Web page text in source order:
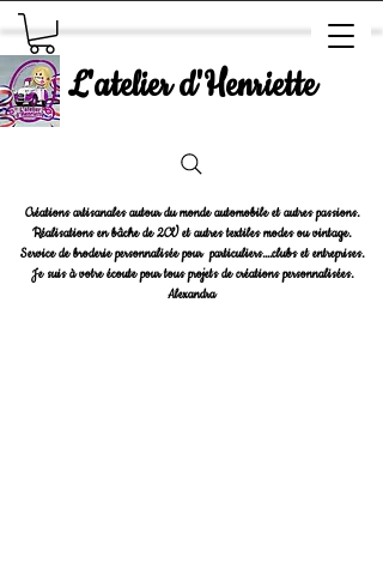
L'atelier d'Henriette
Créations artisanales autour du monde automobile et autres passions.
Réalisations en bâche de 2CV et autres textiles modes ou vintage.
Service de broderie personnalisée pour particuliers....clubs et entreprises.
Je suis à votre écoute pour tous projets de créations personnalisées.
Alexandra